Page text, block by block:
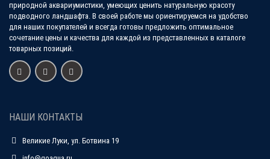
природной аквариумистики, умеющих ценить натуральную красоту
подводного ландшафта. В своей работе мы ориентируемся на удобство
для наших покупателей и всегда готовы предложить оптимальное
сочетание цены и качества для каждой из представленных в каталоге
товарных позиций.
НАШИ КОНТАКТЫ
Великие Луки, ул. Ботвина 19